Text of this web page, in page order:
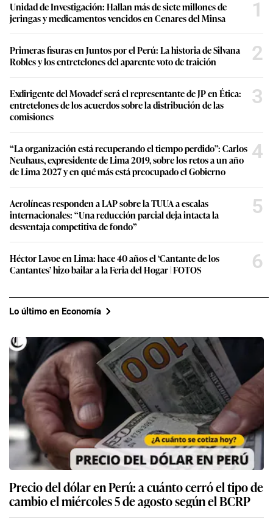
Unidad de Investigación: Hallan más de siete millones de
jeringas y medicamentos vencidos en Cenares del Minsa
1
Primeras fisuras en Juntos por el Perú: La historia de Silvana
Robles y los entretelones del aparente voto de traición
2
Exdirigente del Movadef será el representante de JP en Ética:
entretelones de los acuerdos sobre la distribución de las
comisiones
3
“La organización está recuperando el tiempo perdido”: Carlos
Neuhaus, expresidente de Lima 2019, sobre los retos a un año
de Lima 2027 y en qué más está preocupado el Gobierno
4
Aerolíneas responden a LAP sobre la TUUA a escalas
internacionales: “Una reducción parcial deja intacta la
desventaja competitiva de fondo”
5
Héctor Lavoe en Lima: hace 40 años el ‘Cantante de los
Cantantes’ hizo bailar a la Feria del Hogar | FOTOS
6
Lo último en Economía
Precio del dólar en Perú: a cuánto cerró el tipo de
cambio el miércoles 5 de agosto según el BCRP